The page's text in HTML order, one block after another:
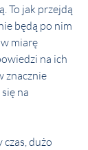
To jak przejdą
będą po nim
miarę
na ich
znacznie
na
dużo